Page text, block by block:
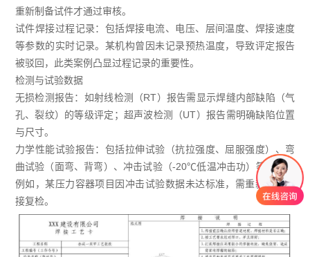
重新制备试件才通过审核。
试件焊接过程记录：包括焊接电流、电压、层间温度、焊接速度
等参数的实时记录。某机构曾因未记录预热温度，导致评定报告
被驳回，此类案例凸显过程记录的重要性。
检测与试验数据
无损检测报告：如射线检测（RT）报告需显示焊缝内部缺陷（气
孔、裂纹）的等级评定；超声波检测（UT）报告需明确缺陷位置
与尺寸。
力学性能试验报告：包括拉伸试验（抗拉强度、屈服强度）、弯
曲试验（面弯、背弯）、冲击试验（-20℃低温冲击功）等数据。
例如，某压力容器项目因冲击试验数据未达标准，需重新调整焊
接复检。